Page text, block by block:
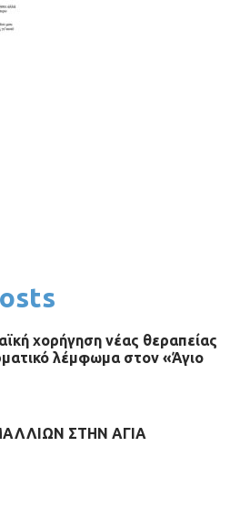
χορήγηση νέας θεραπείας
λέμφωμα στον «Άγιο
ΣΤΗΝ ΑΓΙΑ